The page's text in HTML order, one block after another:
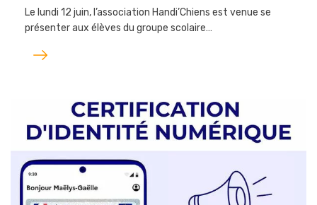
Le lundi 12 juin, l’association Handi’Chiens est venue se
présenter aux élèves du groupe scolaire…
Lire
l'article